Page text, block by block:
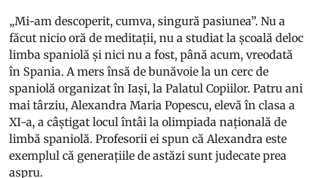
„Mi-am descoperit, cumva, singură pasiunea”. Nu a
făcut nicio oră de meditații, nu a studiat la școală deloc
limba spaniolă și nici nu a fost, până acum, vreodată
în Spania. A mers însă de bunăvoie la un cerc de
spaniolă organizat în Iași, la Palatul Copiilor. Patru ani
mai târziu, Alexandra Maria Popescu, elevă în clasa a
XI-a, a câștigat locul întâi la olimpiada națională de
limbă spaniolă. Profesorii ei spun că Alexandra este
exemplul că generațiile de astăzi sunt judecate prea
aspru.